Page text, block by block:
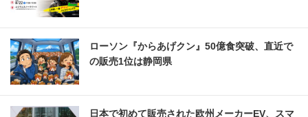
ローソン『からあげクン』50億食突破、直近で
の販売1位は静岡県
日本で初めて販売された欧州メーカーEV、スマ